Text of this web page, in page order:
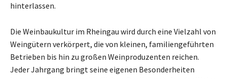
hinterlassen.
Die Weinbaukultur im Rheingau wird durch eine Vielzahl von
Weingütern verkörpert, die von kleinen, familiengeführten
Betrieben bis hin zu großen Weinproduzenten reichen.
Jeder Jahrgang bringt seine eigenen Besonderheiten